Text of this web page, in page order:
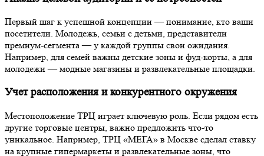
Первый шаг к успешной концепции — понимание, кто ваши
посетители. Молодежь, семьи с детьми, представители
премиум-сегмента — у каждой группы свои ожидания.
Например, для семей важны детские зоны и фуд-корты, а для
молодежи — модные магазины и развлекательные площадки.
Учет расположения и конкурентного окружения
Местоположение ТРЦ играет ключевую роль. Если рядом есть
другие торговые центры, важно предложить что-то
уникальное. Например, ТРЦ «МЕГА» в Москве сделал ставку
на крупные гипермаркеты и развлекательные зоны, что